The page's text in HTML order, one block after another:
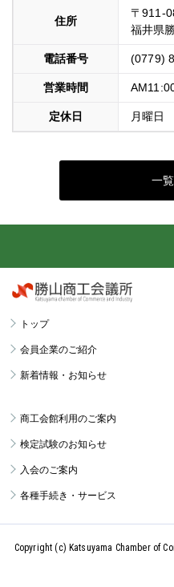
住所
〒911-
福井県
電話番号 (0779)
営業時間
定休日 月曜日
一
トップ
会員企業のご紹介
新着情報・お知らせ
商工会館利用のご案内
検定試験のお知らせ
入会のご案内
各種手続き・サービス
Copyright (c) Katsuyama Chamber of